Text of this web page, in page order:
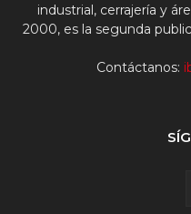
industrial, cerrajería y
2000, es la segunda
Contáctanos: